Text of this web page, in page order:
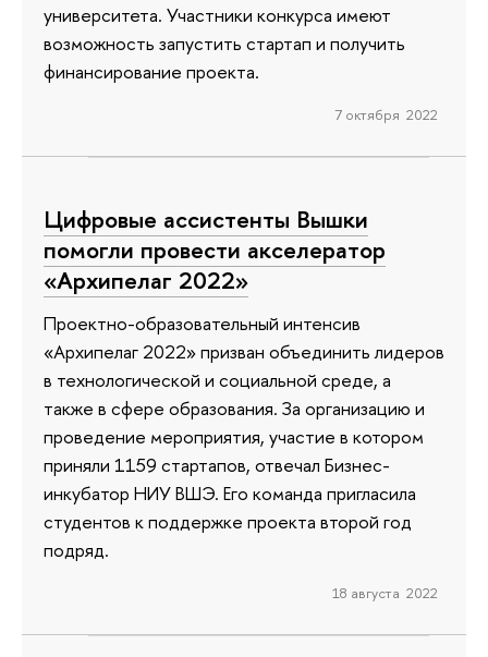
университета. Участники конкурса имеют
возможность запустить стартап и получить
финансирование проекта.
7 октября 2022
Цифровые ассистенты Вышки
помогли провести акселератор
«Архипелаг 2022»
Проектно-образовательный интенсив
«Архипелаг 2022» призван объединить лидеров
в технологической и социальной среде, а
также в сфере образования. За организацию и
проведение мероприятия, участие в котором
приняли 1159 стартапов, отвечал Бизнес-
инкубатор НИУ ВШЭ. Его команда пригласила
студентов к поддержке проекта второй год
подряд.
18 августа 2022